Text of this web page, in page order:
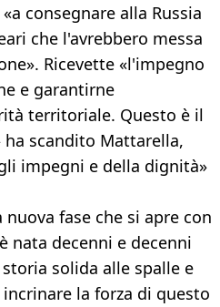
consegnare alla Russia
che l'avrebbero messa
Ricevette «l'impegno
e garantirne
territoriale. Questo è il
scandito Mattarella,
impegni e della dignità»
fase che si apre con
nata decenni e decenni
solida alle spalle e
la forza di questo